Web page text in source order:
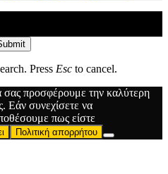
Press Esc to cancel.
σας προσφέρουμε την καλύτερη
Εάν συνεχίσετε να
πως είστε
Πολιτική απορρήτου